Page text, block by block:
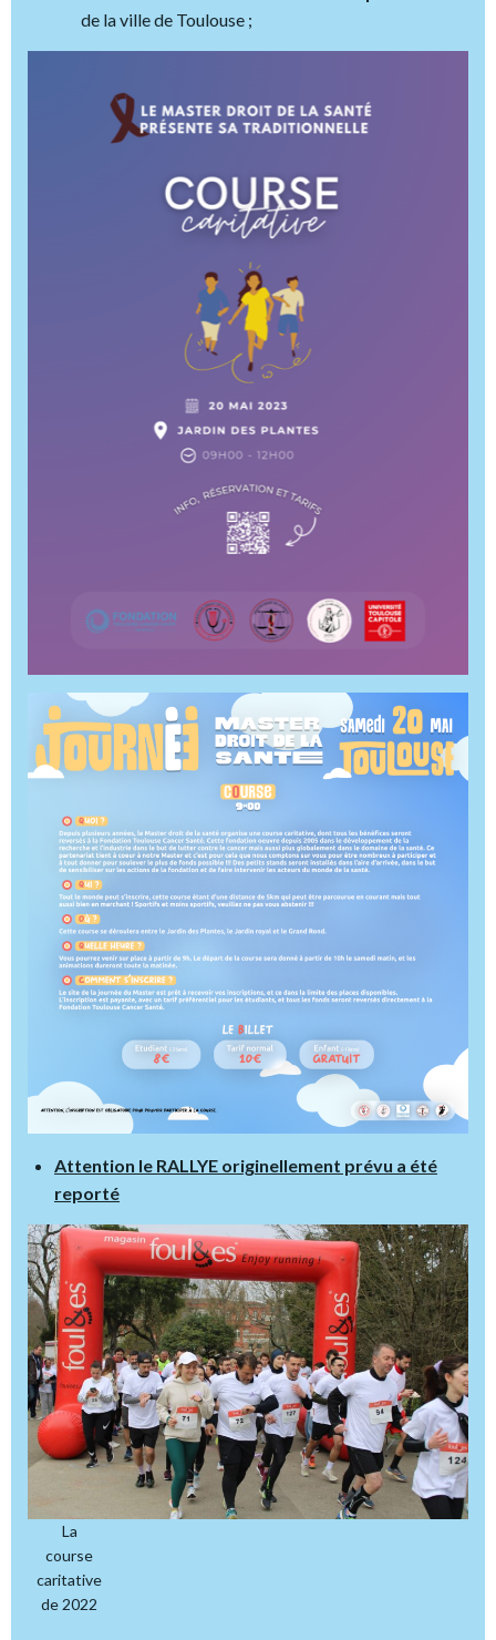
de la ville de Toulouse ;
Attention le RALLYE originellement prévu a été
reporté
La
course
caritative
de 2022